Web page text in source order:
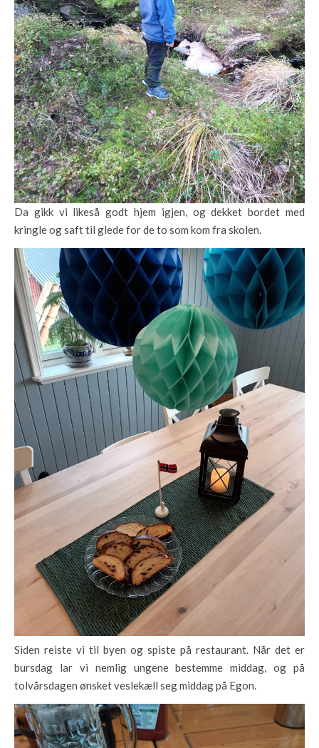
Da gikk vi likeså godt hjem igjen, og dekket bordet med
kringle og saft til glede for de to som kom fra skolen.
Siden reiste vi til byen og spiste på restaurant. Når det er
bursdag lar vi nemlig ungene bestemme middag, og på
tolvårsdagen ønsket veslekæll seg middag på Egon.